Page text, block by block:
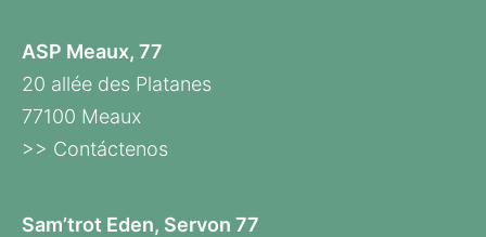
ASP Meaux, 77
20 allée des Platanes
77100 Meaux
>> Contáctenos
Sam’trot Eden, Servon 77